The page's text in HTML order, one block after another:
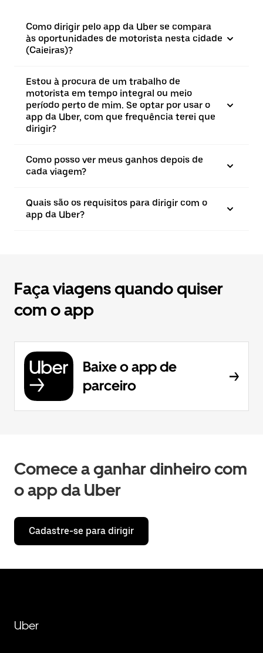
Como dirigir pelo app da Uber se compara
às oportunidades de motorista nesta cidade
(Caieiras)?
Estou à procura de um trabalho de
motorista em tempo integral ou meio
período perto de mim. Se optar por usar o
app da Uber, com que frequência terei que
dirigir?
Como posso ver meus ganhos depois de
cada viagem?
Quais são os requisitos para dirigir com o
app da Uber?
Faça viagens quando quiser
com o app
Baixe o app de
parceiro
Comece a ganhar dinheiro com
o app da Uber
Cadastre-se para dirigir
Uber